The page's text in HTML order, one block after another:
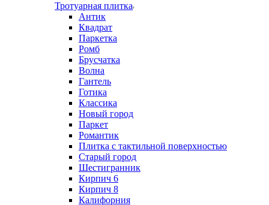
Тротуарная плитка
Антик
Квадрат
Паркетка
Ромб
Брусчатка
Волна
Гантель
Готика
Классика
Новый город
Паркет
Романтик
Плитка с тактильной поверхностью
Старый город
Шестигранник
Кирпич 6
Кирпич 8
Калифорния